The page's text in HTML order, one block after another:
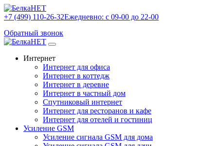
+7 (499) 110-26-32Ежедневно: с 09-00 до 22-00
Обратный звонок
Интернет
Интернет для офиса
Интернет в коттедж
Интернет в деревне
Интернет в частный дом
Спутниковый интернет
Интернет для ресторанов и кафе
Интернет для отелей и гостиниц
Усиление GSM
Усиление сигнала GSM для дома